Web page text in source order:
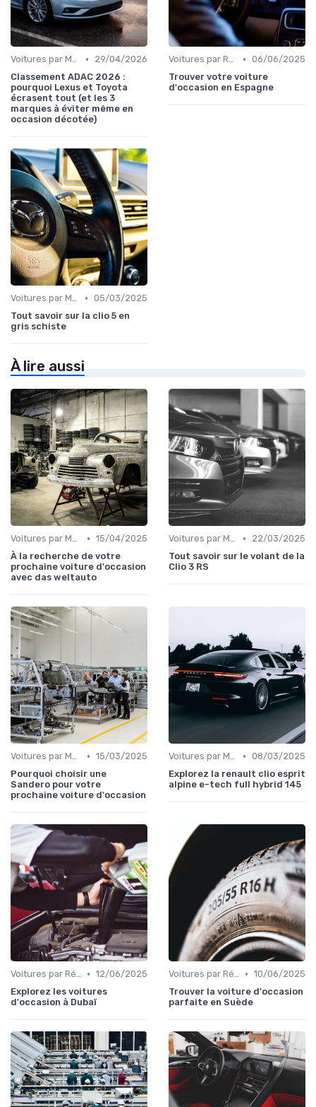
Voitures par Marque •
29/04/2026
Classement ADAC 2026 :
pourquoi Lexus et Toyota
écrasent tout (et les 3
marques à éviter même en
occasion décotée)
Voitures par Région • 06/06/2025
Trouver votre voiture
d'occasion en Espagne
Voitures par Modèle • 05/03/2025
Tout savoir sur la clio 5 en
gris schiste
À lire aussi
Voitures par Marque • 15/04/2025
À la recherche de votre
prochaine voiture d'occasion
avec das weltauto
Voitures par Modèle •
22/03/2025
Tout savoir sur le volant de la
Clio 3 RS
Voitures par Marque • 15/03/2025
Pourquoi choisir une
Sandero pour votre
prochaine voiture d'occasion
Voitures par Modèle • 08/03/2025
Explorez la renault clio esprit
alpine e-tech full hybrid 145
Voitures par Région • 12/06/2025
Explorez les voitures
d'occasion à Dubaï
Voitures par Région • 10/06/2025
Trouver la voiture d'occasion
parfaite en Suède